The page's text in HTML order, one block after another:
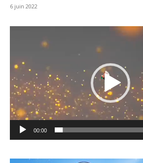
6 juin 2022
00:00